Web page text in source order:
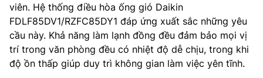
viên. Hệ thống điều hòa ống gió Daikin
FDLF85DV1/RZFC85DY1 đáp ứng xuất sắc những yêu
cầu này. Khả năng làm lạnh đồng đều đảm bảo mọi vị
trí trong văn phòng đều có nhiệt độ dễ chịu, trong khi
độ ồn thấp giúp duy trì không gian làm việc yên tĩnh.